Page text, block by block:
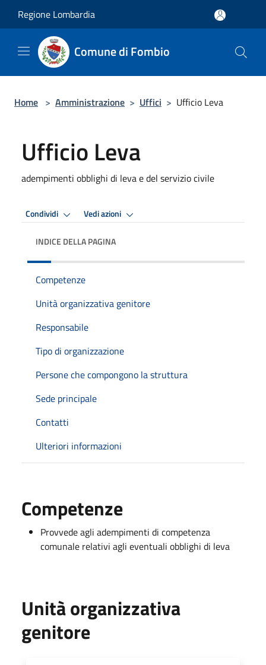
Regione Lombardia
Comune di Fombio
Home > Amministrazione > Uffici > Ufficio Leva
Ufficio Leva
adempimenti obblighi di leva e del servizio civile
Condividi Vedi azioni
INDICE DELLA PAGINA
Competenze
Unità organizzativa genitore
Responsabile
Tipo di organizzazione
Persone che compongono la struttura
Sede principale
Contatti
Ulteriori informazioni
Competenze
Provvede agli adempimenti di competenza
comunale relativi agli eventuali obblighi di leva
Unità organizzativa
genitore